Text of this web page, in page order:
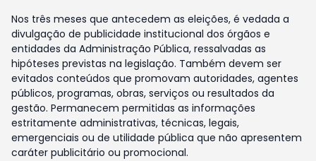
Nos três meses que antecedem as eleições, é vedada a
divulgação de publicidade institucional dos órgãos e
entidades da Administração Pública, ressalvadas as
hipóteses previstas na legislação. Também devem ser
evitados conteúdos que promovam autoridades, agentes
públicos, programas, obras, serviços ou resultados da
gestão. Permanecem permitidas as informações
estritamente administrativas, técnicas, legais,
emergenciais ou de utilidade pública que não apresentem
caráter publicitário ou promocional.